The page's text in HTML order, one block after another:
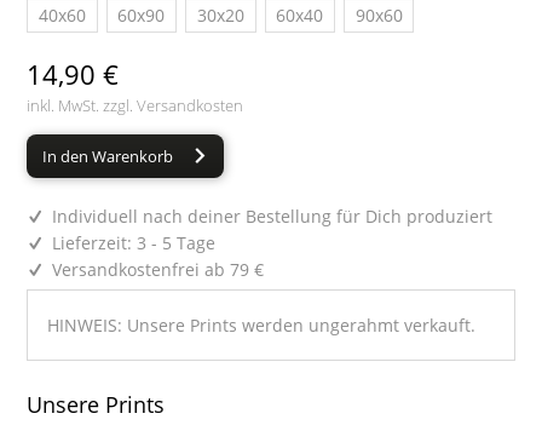
40x60
60x90 30x20 60x40 90x60
14,90 €
inkl. MwSt. zzgl.Versandkosten
In den Warenkorb
Individuell nach deiner Bestellung für Dich produziert
Lieferzeit: 3 - 5 Tage
Versandkostenfrei ab 79 €
HINWEIS: Unsere Prints werden ungerahmt verkauft.
Unsere Prints